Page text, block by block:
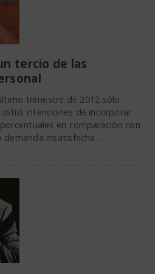
tercio de las
trimestre de 2012 sólo
intenciones de incorporar
en comparación con
demanda insatisfecha…